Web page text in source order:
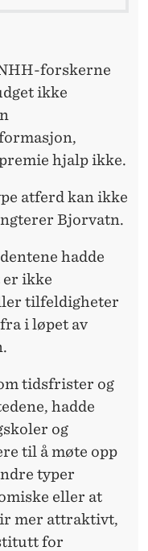
forskerne
ikke
hjalp ikke.
atferd kan ikke
Bjorvatn.
hadde
er ikke
tilfeldigheter
i løpet av
tidsfrister og
hadde
og
til å møte opp
typer
eller at
mer attraktivt,
for